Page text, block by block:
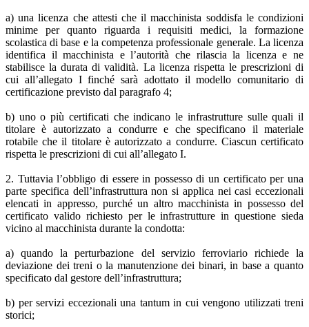
a) una licenza che attesti che il macchinista soddisfa le condizioni
minime per quanto riguarda i requisiti medici, la formazione
scolastica di base e la competenza professionale generale. La licenza
identifica il macchinista e l’autorità che rilascia la licenza e ne
stabilisce la durata di validità. La licenza rispetta le prescrizioni di
cui all’allegato I finché sarà adottato il modello comunitario di
certificazione previsto dal paragrafo 4;
b) uno o più certificati che indicano le infrastrutture sulle quali il
titolare è autorizzato a condurre e che specificano il materiale
rotabile che il titolare è autorizzato a condurre. Ciascun certificato
rispetta le prescrizioni di cui all’allegato I.
2. Tuttavia l’obbligo di essere in possesso di un certificato per una
parte specifica dell’infrastruttura non si applica nei casi eccezionali
elencati in appresso, purché un altro macchinista in possesso del
certificato valido richiesto per le infrastrutture in questione sieda
vicino al macchinista durante la condotta:
a) quando la perturbazione del servizio ferroviario richiede la
deviazione dei treni o la manutenzione dei binari, in base a quanto
specificato dal gestore dell’infrastruttura;
b) per servizi eccezionali una tantum in cui vengono utilizzati treni
storici;